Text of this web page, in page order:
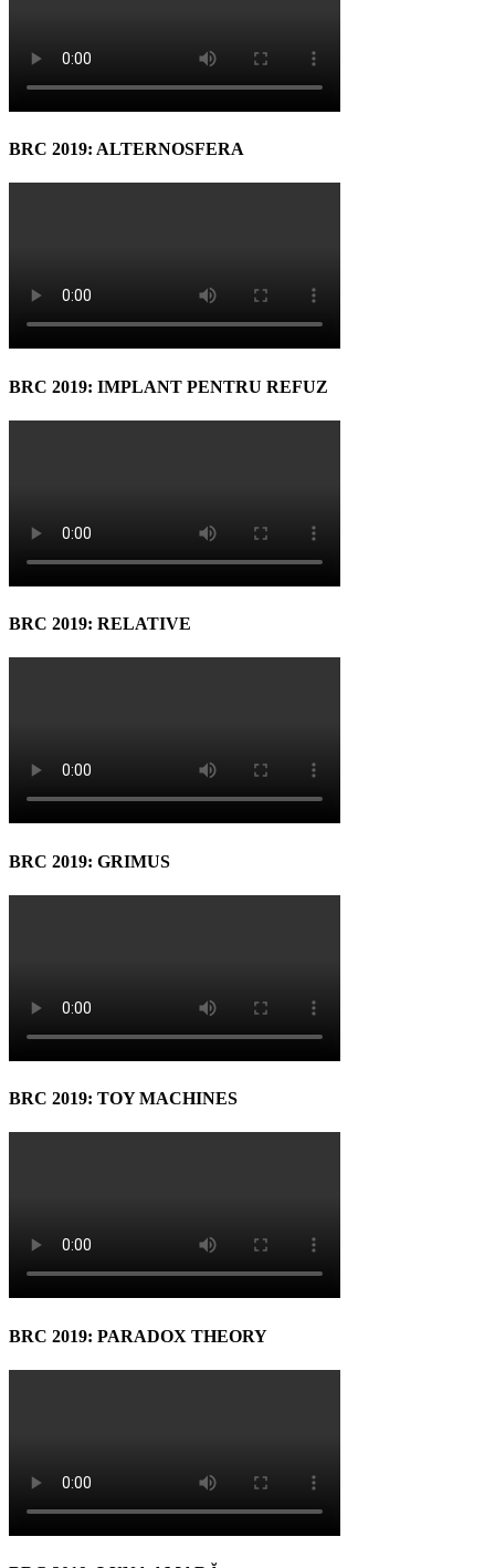
BRC 2019: ALTERNOSFERA
BRC 2019: IMPLANT PENTRU REFUZ
BRC 2019: RELATIVE
BRC 2019: GRIMUS
BRC 2019: TOY MACHINES
BRC 2019: PARADOX THEORY